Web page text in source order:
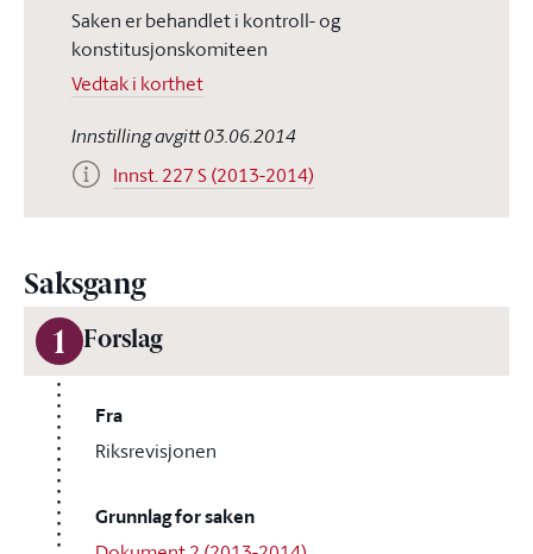
Saken er behandlet i kontroll- og
konstitusjonskomiteen
Vedtak i korthet
Innstilling avgitt 03.06.2014
Innst. 227 S (2013-2014)
Saksgang
1 Forslag
Fra
Riksrevisjonen
Grunnlag for saken